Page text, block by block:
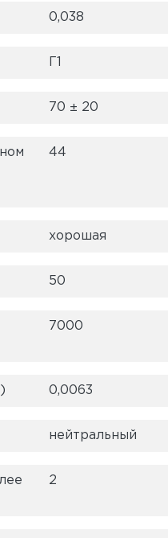
0,038
70 ± 20
44
хорошая
50
7000
0,0063
нейтральный
2